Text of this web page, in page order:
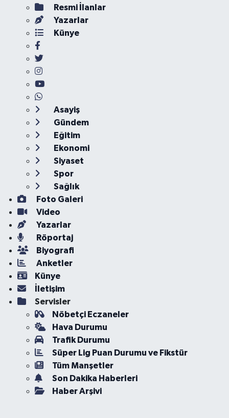
Resmi İlanlar
Yazarlar
Künye
Asayiş
Gündem
Eğitim
Ekonomi
Siyaset
Spor
Sağlık
Foto Galeri
Video
Yazarlar
Röportaj
Biyografi
Anketler
Künye
İletişim
Servisler
Nöbetçi Eczaneler
Hava Durumu
Trafik Durumu
Süper Lig Puan Durumu ve Fikstür
Tüm Manşetler
Son Dakika Haberleri
Haber Arşivi